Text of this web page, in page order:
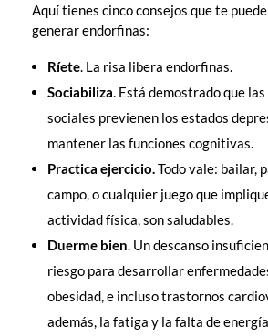
Aquí tienes cinco consejos que te
generar endorfinas:
Ríete. La risa libera endorfinas.
Sociabiliza. Está demostrado que
sociales previenen los estados
mantener las funciones cognitivas.
Practica ejercicio.Todo vale: bailar,
campo, o cualquier juego que
actividad física, son saludables.
Duerme bien. Un descanso
riesgo para desarrollar
obesidad, e incluso trastornos
además, la fatiga y la falta de